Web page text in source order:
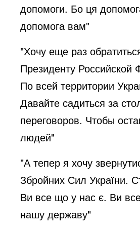
допомоги. Бо ця
допомога вам"
"Хочу еще раз
Президенту Российской
По всей территории
Давайте садиться за
переговоров. Чтобы
людей"
"А тепер я хочу
Збройних Сил України.
Ви все що у нас є. Ви
нашу державу"